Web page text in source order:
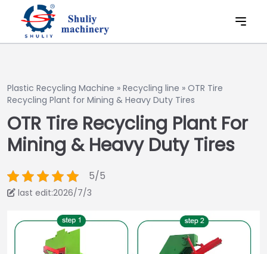
Plastic Recycling Machine » Recycling line » OTR Tire
Recycling Plant for Mining & Heavy Duty Tires
OTR Tire Recycling Plant For
Mining & Heavy Duty Tires
5/5
last edit:2026/7/3